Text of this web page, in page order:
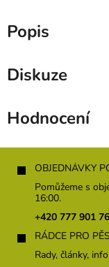
Popis
Diskuze
Hodnocení
OBJEDNÁVKY
Pomůžeme s
16:00.
+420 777 901
RÁDCE PRO
Rady, články,